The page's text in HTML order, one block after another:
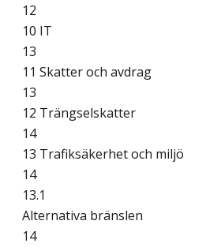
12
10 IT
13
11 Skatter och avdrag
13
12 Trängselskatter
14
13 Trafiksäkerhet och miljö
14
13.1
Alternativa bränslen
14